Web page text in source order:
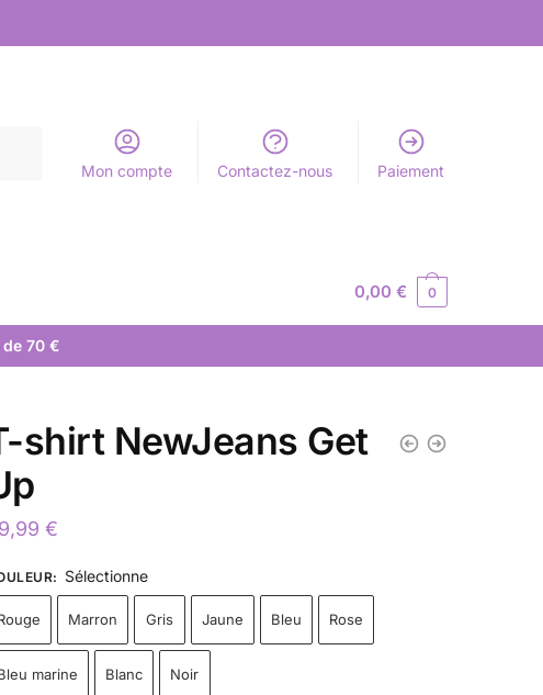
Mon compte Contactez-nous Paiement
0,00€ 0
70 €
shirt NewJeans Get
€
: Sélectionne
Marron Gris Jaune Bleu Rose
marine Blanc Noir